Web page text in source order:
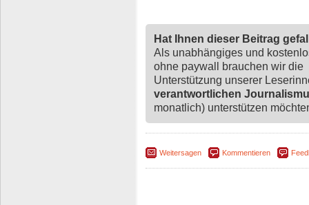
Hat Ihnen dieser Beitrag
Als unabhängiges und
ohne paywall brauchen wir die
Unterstützung unserer
verantwortlichen
monatlich) unterstützen
Weitersagen Kommentieren